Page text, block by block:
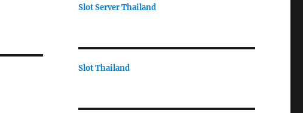
Slot Server Thailand
Slot Thailand